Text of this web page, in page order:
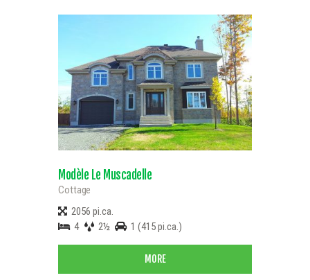
Modèle Le Muscadelle
Cottage
2056 pi.ca.
4
2½ 1 (415 pi.ca.)
MORE